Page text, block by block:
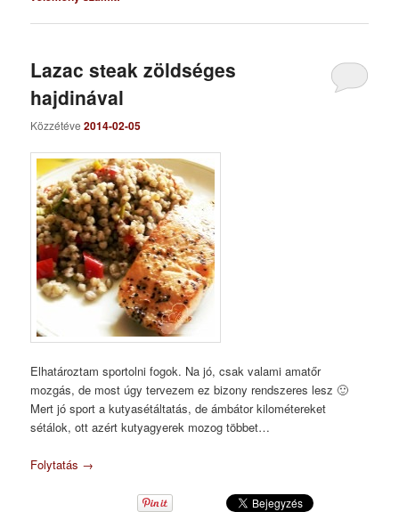
Lazac steak zöldséges
hajdinával
Közzétéve2014-02-05
Elhatároztam sportolni fogok. Na jó, csak valami amatőr
mozgás, de most úgy tervezem ez bizony rendszeres lesz 🙂
Mert jó sport a kutyasétáltatás, de ámbátor kilométereket
sétálok, ott azért kutyagyerek mozog többet…
Folytatás →